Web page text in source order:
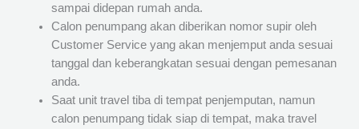
sampai didepan rumah anda.
Calon penumpang akan diberikan nomor supir oleh
Customer Service yang akan menjemput anda sesuai
tanggal dan keberangkatan sesuai dengan pemesanan
anda.
Saat unit travel tiba di tempat penjemputan, namun
calon penumpang tidak siap di tempat, maka travel